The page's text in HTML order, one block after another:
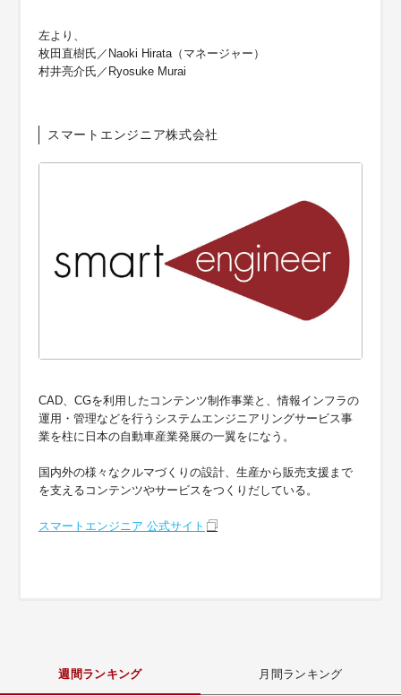
左より、
枚田直樹氏／Naoki Hirata（マネージャー）
村井亮介氏／Ryosuke Murai
スマートエンジニア株式会社
CAD、CGを利用したコンテンツ制作事業と、情報インフラの
運用・管理などを行うシステムエンジニアリングサービス事
業を柱に日本の自動車産業発展の一翼をになう。
国内外の様々なクルマづくりの設計、生産から販売支援まで
を支えるコンテンツやサービスをつくりだしている。
スマートエンジニア 公式サイト
週間ランキング 月間ランキング